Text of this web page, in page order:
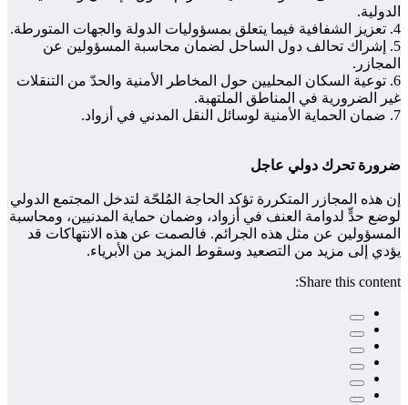
الدولية.
4. تعزيز الشفافية فيما يتعلق بمسؤوليات الدولة والجهات المتورطة.
5. إشراك تحالف دول الساحل لضمان محاسبة المسؤولين عن
المجازر.
6. توعية السكان المحليين حول المخاطر الأمنية والحدّ من التنقلات
غير الضرورية في المناطق الملتهبة.
7. ضمان الحماية الأمنية لوسائل النقل المدني في أزواد.
ضرورة تحرك دولي عاجل
إن هذه المجازر المتكررة تؤكد الحاجة المُلحّة لتدخل المجتمع الدولي
لوضع حدٍّ لدوامة العنف في أزواد، وضمان حماية المدنيين، ومحاسبة
المسؤولين عن مثل هذه الجرائم. فالصمت عن هذه الانتهاكات قد
يؤدي إلى مزيد من التصعيد وسقوط المزيد من الأبرياء.
Share this content: